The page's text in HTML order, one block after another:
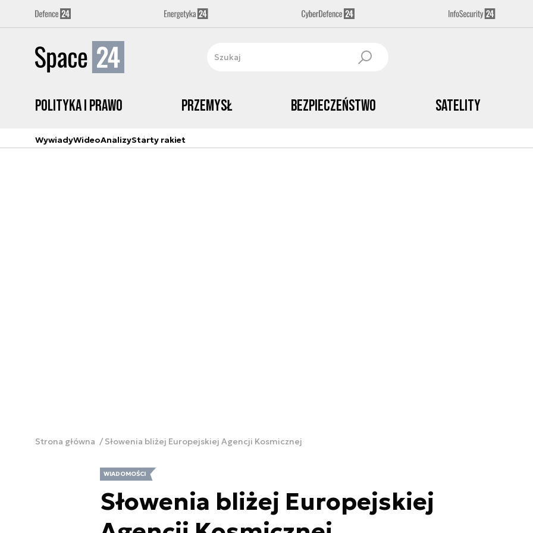
Polityka i prawo Przemysł Bezpieczeństwo Satelity
WywiadyWideoAnalizyStarty rakiet
Strona główna Słowenia bliżej Europejskiej Agencji Kosmicznej
WIADOMOŚCI
Słowenia bliżej Europejskiej